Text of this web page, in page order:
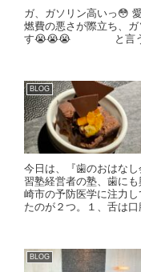
ガ、ガソリン高いっ😳
燃費の悪さが際立ち、
す😭😭😭 と言う事
BLOG
今日は、『歯のおはな
習塾経営者の塾、歯に
崎市の予防医学に注力
たのが２つ。１、舌は
BLOG